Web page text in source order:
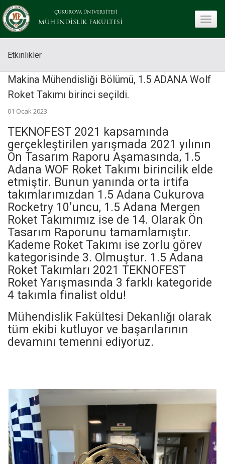
ÇUKUROVA ÜNİVERSİTESİ
MÜHENDİSLİK FAKÜLTESİ
Etkinlikler
Makina Mühendisliği Bölümü, 1.5 ADANA Wolf
Roket Takımı birinci seçildi.
01 Ocak 2023
TEKNOFEST 2021 kapsamında
gerçekleştirilen yarışmada 2021 yılının
Ön Tasarım Raporu Aşamasında, 1.5
Adana WOF Roket Takımı birincilik elde
etmiştir. Bunun yanında orta irtifa
takımlarımızdan 1.5 Adana Cukurova
Rocketry 10’uncu, 1.5 Adana Mergen
Roket Takımımız ise de 14. Olarak Ön
Tasarım Raporunu tamamlamıştır.
Kademe Roket Takımı ise zorlu görev
kategorisinde 3. Olmuştur. 1.5 Adana
Roket Takımları 2021 TEKNOFEST
Roket Yarışmasında 3 farklı kategoride
4 takımla finalist oldu!
Mühendislik Fakültesi Dekanlığı olarak
tüm ekibi kutluyor ve başarılarının
devamını temenni ediyoruz.